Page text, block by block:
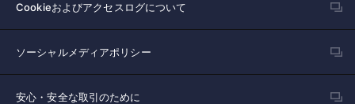
Cookieおよびアクセスログについて
ソーシャルメディアポリシー
安心・安全な取引のために